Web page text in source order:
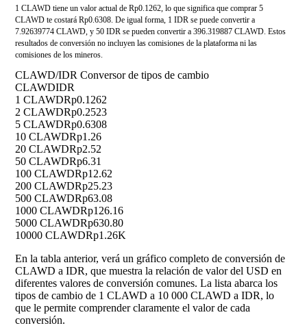
1 CLAWD tiene un valor actual de Rp0.1262, lo que significa que comprar 5
CLAWD te costará Rp0.6308. De igual forma, 1 IDR se puede convertir a
7.92639774 CLAWD, y 50 IDR se pueden convertir a 396.319887 CLAWD. Estos
resultados de conversión no incluyen las comisiones de la plataforma ni las
comisiones de los mineros.
CLAWD/IDR Conversor de tipos de cambio
CLAWDIDR
1 CLAWDRp0.1262
2 CLAWDRp0.2523
5 CLAWDRp0.6308
10 CLAWDRp1.26
20 CLAWDRp2.52
50 CLAWDRp6.31
100 CLAWDRp12.62
200 CLAWDRp25.23
500 CLAWDRp63.08
1000 CLAWDRp126.16
5000 CLAWDRp630.80
10000 CLAWDRp1.26K
En la tabla anterior, verá un gráfico completo de conversión de
CLAWD a IDR, que muestra la relación de valor del USD en
diferentes valores de conversión comunes. La lista abarca los
tipos de cambio de 1 CLAWD a 10 000 CLAWD a IDR, lo
que le permite comprender claramente el valor de cada
conversión.